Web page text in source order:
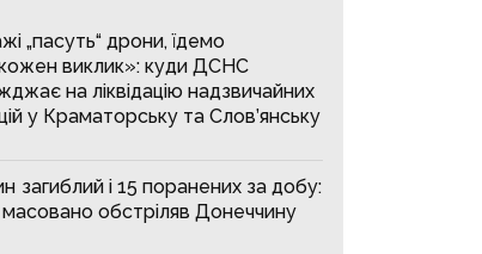
„пасуть“ дрони, їдемо
виклик»: куди ДСНС
на ліквідацію надзвичайних
у Краматорську та Слов’янську
загиблий і 15 поранених за добу:
обстріляв Донеччину